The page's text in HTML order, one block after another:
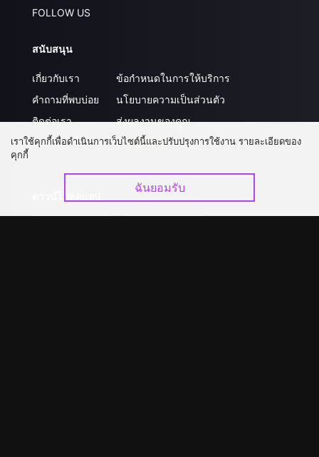
FOLLOW US
สนับสนุน
เกี่ยวกับเรา
คำถามที่พบบ่อย
ติดต่อเรา
อัปเกรด วีไอพี
ข้อกำหนดในการให้บริการ
นโยบายความเป็นส่วนตัว
ส่งผลงานของคุณ
ร่วมงานกับเรา
เราใช้คุกกี้เพื่อดำเนินการเว็บไซต์นี้และปรับปรุงการใช้งาน รายละเอียดของ
คุกกี้
ฉันยอมรับ